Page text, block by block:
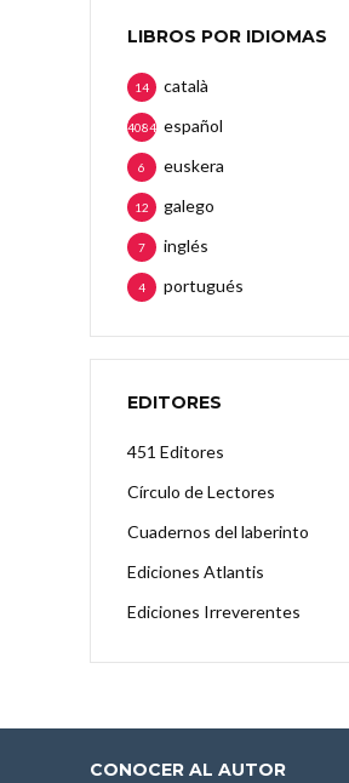
LIBROS POR IDIOMAS
català
14
español
4084
euskera
6
galego
12
inglés
7
portugués
4
EDITORES
451 Editores
Círculo de Lectores
Cuadernos del laberinto
Ediciones Atlantis
Ediciones Irreverentes
CONOCER AL AUTOR